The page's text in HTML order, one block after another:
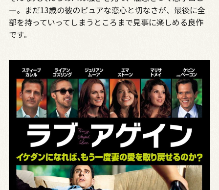
ー。まだ13歳の彼のピュアな恋心と切なさが、最後に全
部を持っていってしまうところまで見事に楽しめる良作
です。